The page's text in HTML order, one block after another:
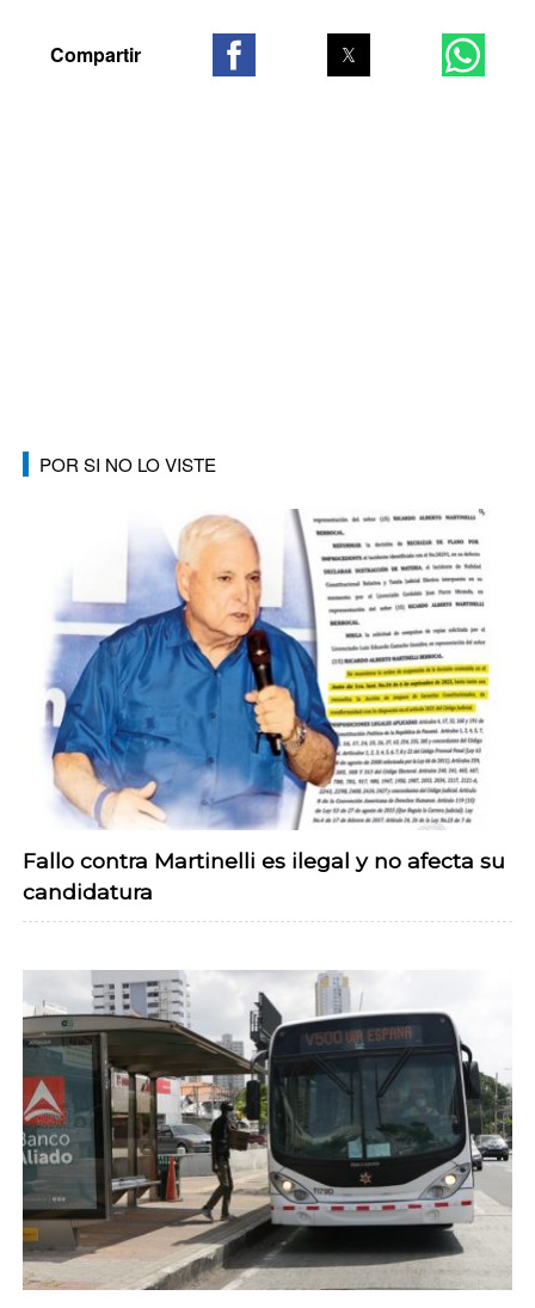
POR SI NO LO VISTE
Fallo contra Martinelli es ilegal y no afecta su
candidatura